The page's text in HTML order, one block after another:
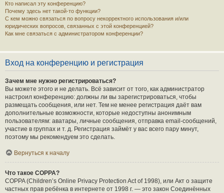
Кто написал эту конференцию?
Почему здесь нет такой-то функции?
С кем можно связаться по вопросу некорректного использования и/или
юридических вопросов, связанных с этой конференцией?
Как мне связаться с администратором конференции?
Вход на конференцию и регистрация
Зачем мне нужно регистрироваться?
Вы можете этого и не делать. Всё зависит от того, как администратор
настроил конференцию: должны ли вы зарегистрироваться, чтобы
размещать сообщения, или нет. Тем не менее регистрация даёт вам
дополнительные возможности, которые недоступны анонимным
пользователям: аватары, личные сообщения, отправка email-сообщений,
участие в группах и т. д. Регистрация займёт у вас всего пару минут,
поэтому мы рекомендуем это сделать.
Вернуться к началу
Что такое COPPA?
COPPA (Children’s Online Privacy Protection Act of 1998), или Акт о защите
частных прав ребёнка в интернете от 1998 г. — это закон Соединённых